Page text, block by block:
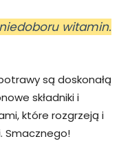
witamin.
są doskonałą
składniki i
które rozgrzeją i
Smacznego!